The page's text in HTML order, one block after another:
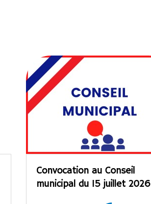
Convocation au Conseil
municipal du 15 juillet 2026